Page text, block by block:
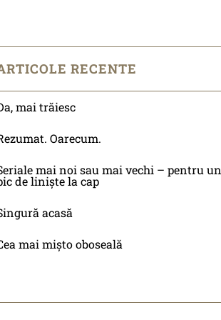
RECENTE
mai trăiesc
Oarecum.
mai noi sau mai vechi – pentru un
de liniște la cap
acasă
mai mișto oboseală